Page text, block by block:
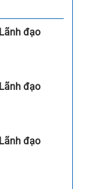
đạo
đạo
đạo